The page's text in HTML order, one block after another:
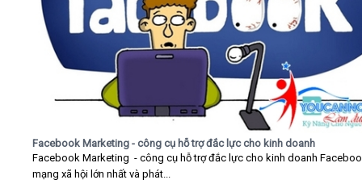
Facebook Marketing - công cụ hỗ trợ đắc lực cho kinh doanh
Facebook Marketing - công cụ hỗ trợ đắc lực cho kinh doanh
mạng xã hội lớn nhất và phát...